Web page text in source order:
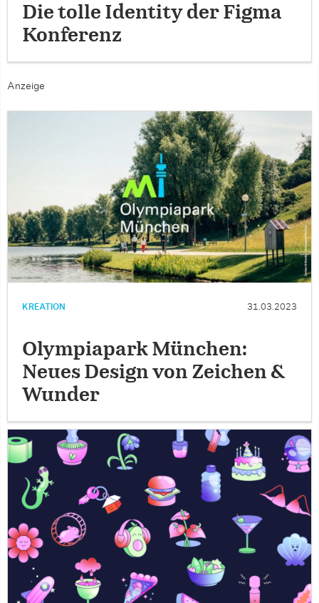
Die tolle Identity der Figma
Konferenz
Anzeige
KREATION 31.03.2023
Olympiapark München:
Neues Design von Zeichen &
Wunder